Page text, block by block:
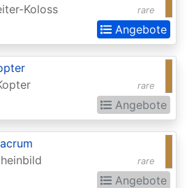
rare
Koloss
Angebote
rare
Angebote
rare
Angebote